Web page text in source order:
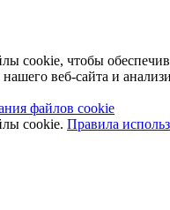
cookie, чтобы
веб-сайта и
файлов cookie
cookie. Правила